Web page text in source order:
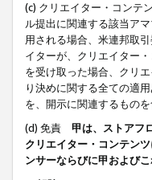
(c) クリエイター・コンテ
ル提出に関連する該当ア
用される場合、米連邦取
イターが、クリエイター
を受け取った場合、クリ
り決めに関する全ての適
を、開示に関連するもの
(d) 免責 甲は、ストアフ
クリエイター・コンテン
ンサーならびに甲および